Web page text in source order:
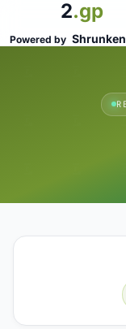
2.gp
Powered by Shrunken